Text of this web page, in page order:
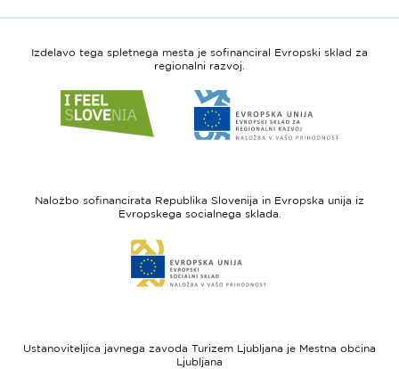
Izdelavo tega spletnega mesta je sofinanciral Evropski sklad za
regionalni razvoj.
do
spletne
Slovenia
do
spletne
-
regionalni
Naložbo sofinancirata Republika Slovenija in Evropska unija iz
Evropskega socialnega sklada.
do
spletne
sklad
Ustanoviteljica javnega zavoda Turizem Ljubljana je Mestna občina
Ljubljana